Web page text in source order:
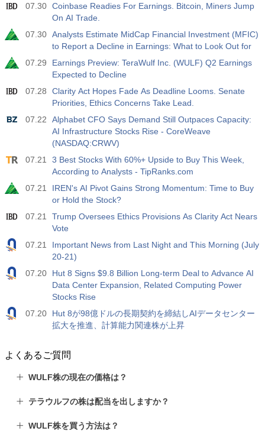
USD
197.6 K
182.1 K
19:30
USD
CFTC原油投機筋ポジション
112.4 K
120.1 K
19:30
USD
CFTC金投機筋ポジション
実際
-27.3 K
期待
前
-17.2 K
CFTC Nasdaq 100投機筋ポジション
実際
-14.6 K
期待
前
4.9 K
07.30 Coinbase Readies For Earnings. Bitcoin, Miners Jump
On AI Trade.
07.30 Analysts Estimate MidCap Financial Investment (MFIC)
to Report a Decline in Earnings: What to Look Out for
07.29
Earnings Preview: TeraWulf Inc. (WULF) Q2 Earnings
Expected to Decline
07.28
Clarity Act Hopes Fade As Deadline Looms. Senate
Priorities, Ethics Concerns Take Lead.
07.22
Alphabet CFO Says Demand Still Outpaces Capacity:
AI Infrastructure Stocks Rise - CoreWeave
(NASDAQ:CRWV)
07.21
3 Best Stocks With 60%+ Upside to Buy This Week,
According to Analysts - TipRanks.com
07.21
IREN's AI Pivot Gains Strong Momentum: Time to Buy
or Hold the Stock?
07.21
Trump Oversees Ethics Provisions As Clarity Act Nears
Vote
07.21
Important News from Last Night and This Morning (July
20-21)
07.20
Hut 8 Signs $9.8 Billion Long-term Deal to Advance AI
Data Center Expansion, Related Computing Power
Stocks Rise
07.20
Hut 8が98億ドルの長期契約を締結しAIデータセンター
拡大を推進、計算能力関連株が上昇
よくあるご質問
WULF株の現在の価格は？
テラウルフの株は配当を出しますか？
WULF株を買う方法は？